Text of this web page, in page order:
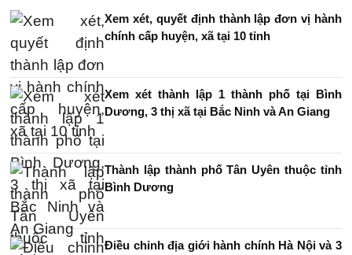
Xem xét, quyết định thành lập đơn vị hành
chính cấp huyện, xã tại 10 tỉnh
Xem xét thành lập 1 thành phố tại Bình
Dương, 3 thị xã tại Bắc Ninh và An Giang
Thành lập thành phố Tân Uyên thuộc tỉnh
Bình Dương
Điều chỉnh địa giới hành chính Hà Nội và 3